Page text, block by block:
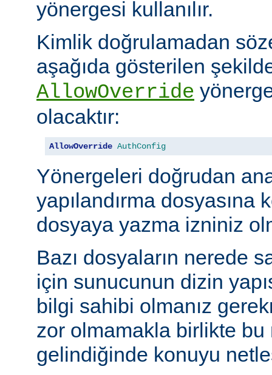
yönergesi kullanılır.
Kimlik doğrulamadan
aşağıda gösterilen
AllowOverride
olacaktır:
AllowOverride AuthConfig
Yönergeleri doğrudan
yapılandırma dosyasına
dosyaya yazma izniniz
Bazı dosyaların nerede
için sunucunun dizin
bilgi sahibi olmanız
zor olmamakla birlikte bu
gelindiğinde konuyu